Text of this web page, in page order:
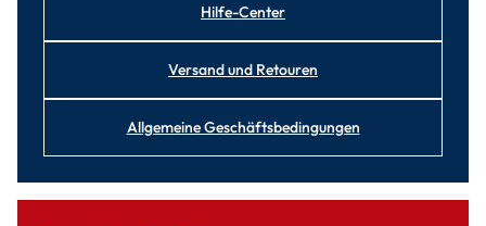
Hilfe-Center
Versand und Retouren
Allgemeine Geschäftsbedingungen